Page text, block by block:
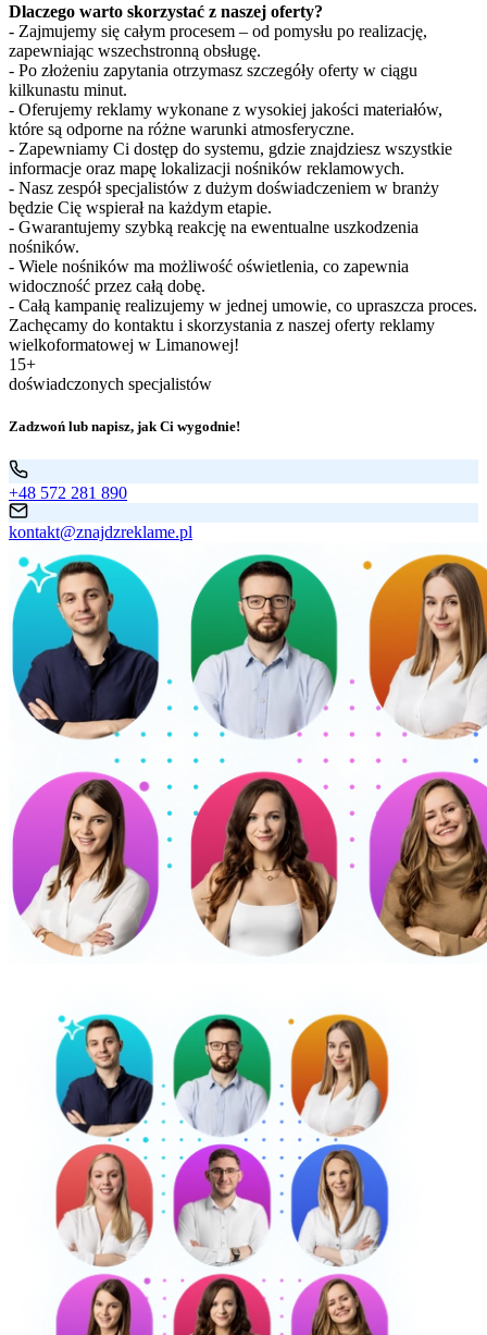
Dlaczego warto skorzystać z naszej oferty?
- Zajmujemy się całym procesem – od pomysłu po realizację,
zapewniając wszechstronną obsługę.
- Po złożeniu zapytania otrzymasz szczegóły oferty w ciągu
kilkunastu minut.
- Oferujemy reklamy wykonane z wysokiej jakości materiałów,
które są odporne na różne warunki atmosferyczne.
- Zapewniamy Ci dostęp do systemu, gdzie znajdziesz wszystkie
informacje oraz mapę lokalizacji nośników reklamowych.
- Nasz zespół specjalistów z dużym doświadczeniem w branży
będzie Cię wspierał na każdym etapie.
- Gwarantujemy szybką reakcję na ewentualne uszkodzenia
nośników.
- Wiele nośników ma możliwość oświetlenia, co zapewnia
widoczność przez całą dobę.
- Całą kampanię realizujemy w jednej umowie, co upraszcza proces.
Zachęcamy do kontaktu i skorzystania z naszej oferty reklamy
wielkoformatowej w Limanowej!
15+
doświadczonych specjalistów
Zadzwoń lub napisz, jak Ci wygodnie!
+48 572 281 890
kontakt@znajdzreklame.pl